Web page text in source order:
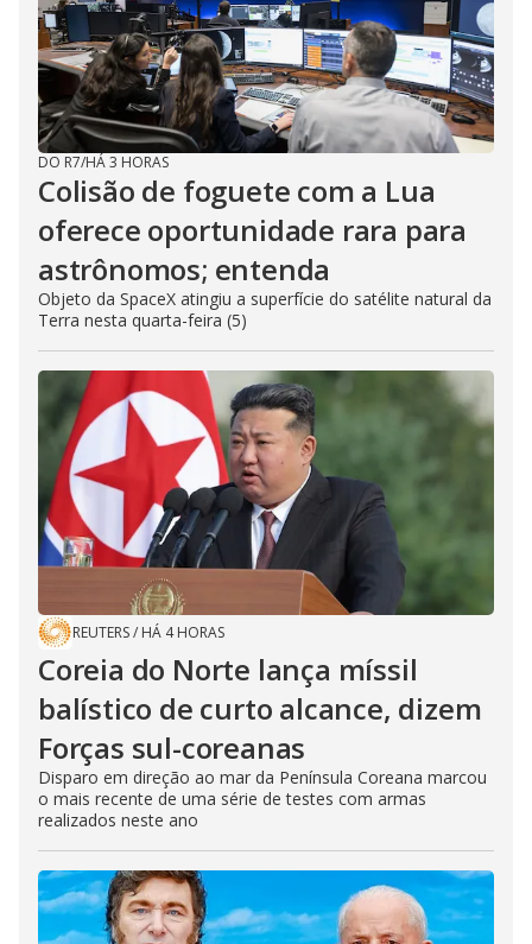
DO R7/HÁ 3 HORAS
Colisão de foguete com a Lua
oferece oportunidade rara para
astrônomos; entenda
Objeto da SpaceX atingiu a superfície do satélite natural da
Terra nesta quarta-feira (5)
REUTERS/ HÁ 4 HORAS
Coreia do Norte lança míssil
balístico de curto alcance, dizem
Forças sul-coreanas
Disparo em direção ao mar da Península Coreana marcou
o mais recente de uma série de testes com armas
realizados neste ano